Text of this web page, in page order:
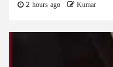
2 hours ago Kumar